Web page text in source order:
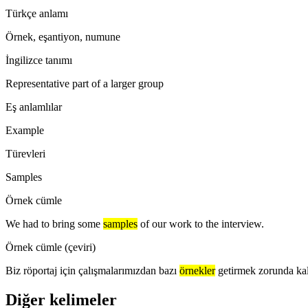
Türkçe anlamı
Örnek, eşantiyon, numune
İngilizce tanımı
Representative part of a larger group
Eş anlamlılar
Example
Türevleri
Samples
Örnek cümle
We had to bring some samples of our work to the interview.
Örnek cümle (çeviri)
Biz röportaj için çalışmalarımızdan bazı örnekler getirmek zorunda
Diğer kelimeler